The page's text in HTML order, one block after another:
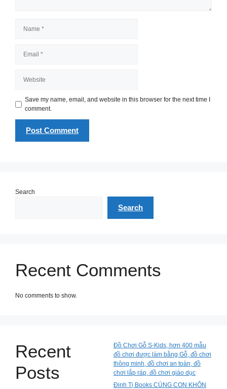
Save my name, email, and website in this browser for the next time I
comment.
Search
Search
Recent Comments
No comments to show.
Recent
Posts
Đồ Chơi Gỗ S-Kids, hơn 400 mẫu
đồ chơi được làm bằng Gỗ, đồ chơi
thông minh, đồ chơi an toàn, đồ
chơi lắp ráp, đồ chơi giáo dục
Đinh Tị Books CÙNG CON KHÔN